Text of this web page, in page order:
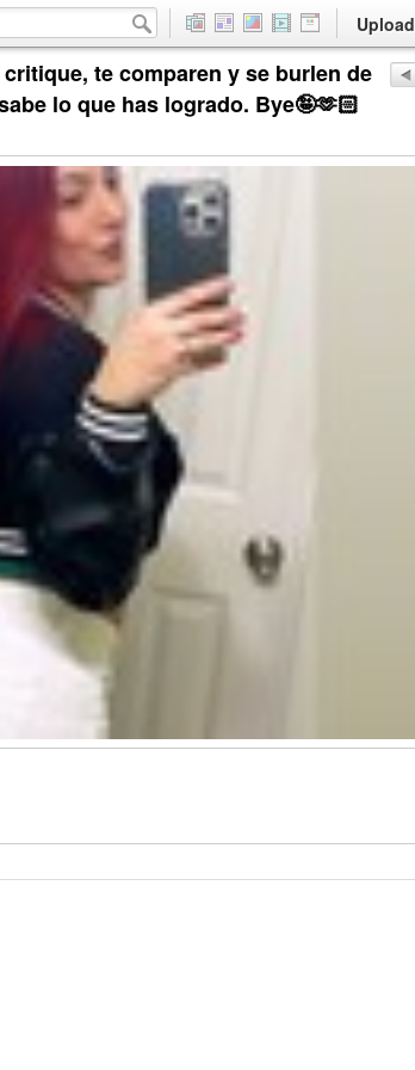
Upload
te comparen y se burlen de
lo que has logrado. Bye🤪🫶🏻